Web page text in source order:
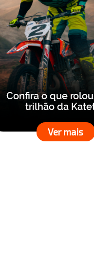
Confira o que
trilhão da
Ver mais